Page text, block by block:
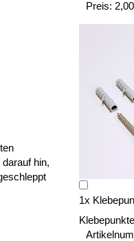
Preis:
1x